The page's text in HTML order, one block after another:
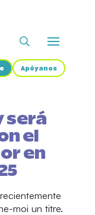
Apóyanos
será
el
en
moi un titre.